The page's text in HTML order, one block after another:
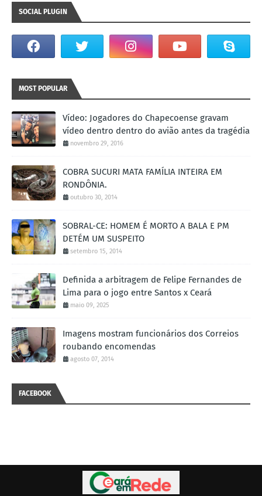
SOCIAL PLUGIN
MOST POPULAR
Vídeo: Jogadores do Chapecoense gravam
vídeo dentro dentro do avião antes da tragédia
novembro 29, 2016
COBRA SUCURI MATA FAMÍLIA INTEIRA EM
RONDÔNIA.
outubro 30, 2014
SOBRAL-CE: HOMEM É MORTO A BALA E PM
DETÉM UM SUSPEITO
setembro 15, 2014
Definida a arbitragem de Felipe Fernandes de
Lima para o jogo entre Santos x Ceará
maio 09, 2025
Imagens mostram funcionários dos Correios
roubando encomendas
agosto 07, 2014
FACEBOOK